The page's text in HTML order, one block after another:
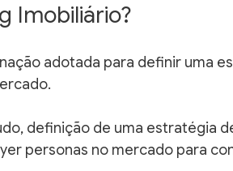
Imobiliário?
adotada para definir uma
definição de uma estratégia
personas no mercado para